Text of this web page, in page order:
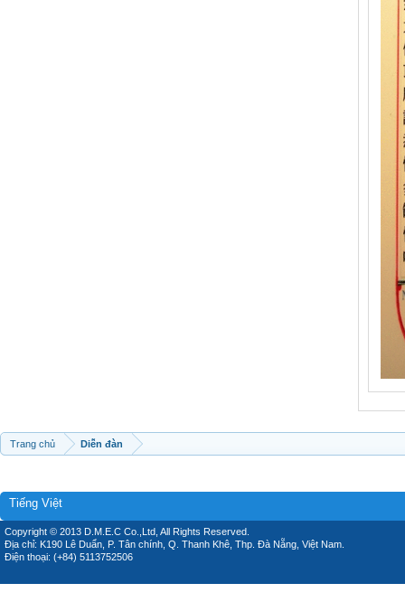
Trang chủ Diễn đàn
Tiếng Việt
Copyright © 2013 D.M.E.C Co.,Ltd, All Rights Reserved.
Địa chỉ: K190 Lê Duẩn, P. Tân chính, Q. Thanh Khê, Thp. Đà Nẵng, Việt Nam.
Điện thoại: (+84) 5113752506